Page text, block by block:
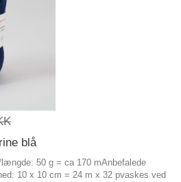
blå
50 g = ca 170 mAnbefalede
10 x 10 cm = 24 m x 32 pvaskes ved